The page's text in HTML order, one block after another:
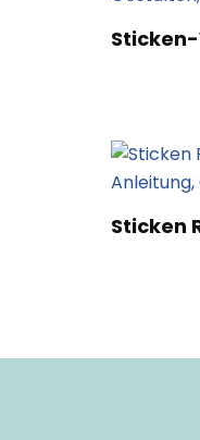
Sticken